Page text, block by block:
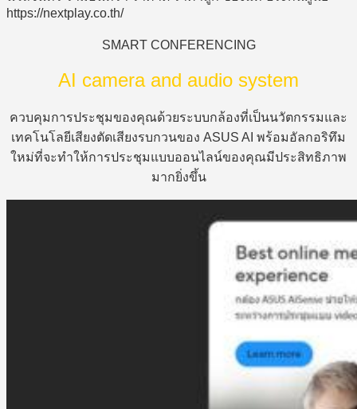
SMART CONFERENCING
AI camera and audio system
ควบคุมการประชุมของคุณด้วยระบบกล้องที่เป็นนวัตกรรมและ
เทคโนโลยีเสียงตัดเสียงรบกวนของ ASUS AI พร้อมอัลกอริทึม
ใหม่ที่จะทำให้การประชุมแบบออนไลน์ของคุณมีประสิทธิภาพ
มากยิ่งขึ้น